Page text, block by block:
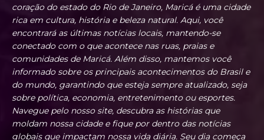
coração do estado do Rio de Janeiro, Maricá é uma cidade
rica em cultura, história e beleza natural. Aqui, você
encontrará as últimas notícias locais, mantendo-se
conectado com o que acontece nas ruas, praias e
comunidades de Maricá. Além disso, mantemos você
informado sobre os principais acontecimentos do Brasil e
do mundo, garantindo que esteja sempre atualizado, seja
sobre política, economia, entretenimento ou esportes.
Navegue pelo nosso site, descubra as histórias que
moldam nossa cidade e fique por dentro das notícias
globais que impactam nossa vida diária. Seu dia começa